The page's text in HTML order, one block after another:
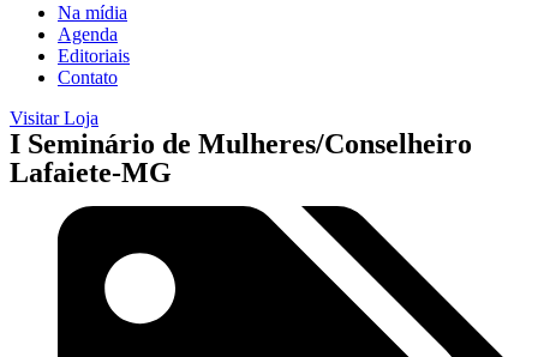
Na mídia
Agenda
Editoriais
Contato
Visitar Loja
I Seminário de Mulheres/Conselheiro
Lafaiete-MG